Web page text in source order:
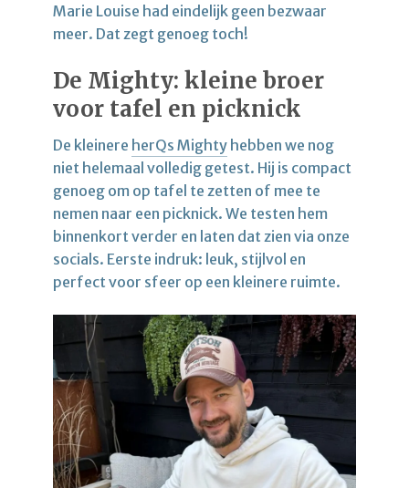
Marie Louise had eindelijk geen bezwaar
meer. Dat zegt genoeg toch!
De Mighty: kleine broer
voor tafel en picknick
De kleinere herQs Mighty hebben we nog
niet helemaal volledig getest. Hij is compact
genoeg om op tafel te zetten of mee te
nemen naar een picknick. We testen hem
binnenkort verder en laten dat zien via onze
socials. Eerste indruk: leuk, stijlvol en
perfect voor sfeer op een kleinere ruimte.